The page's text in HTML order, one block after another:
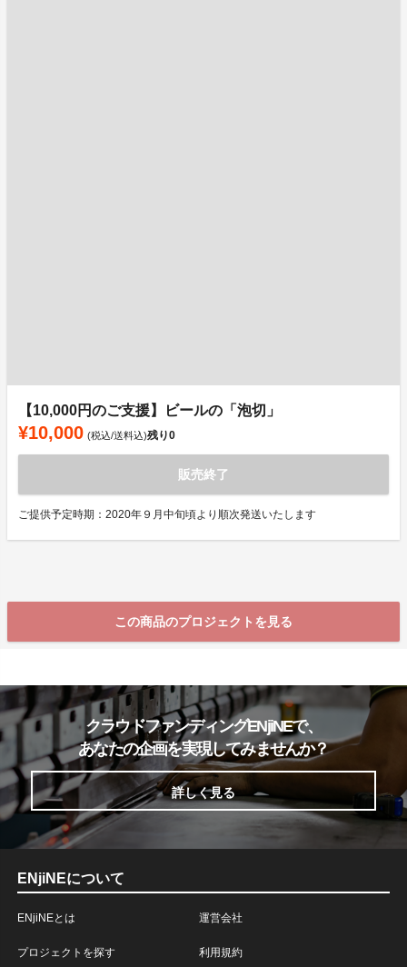
【10,000円のご支援】ビールの「泡切」
¥10,000 (税込/送料込)残り0
販売終了
ご提供予定時期：2020年９月中旬頃より順次発送いたします
この商品のプロジェクトを見る
クラウドファンディングENjiNEで、
あなたの企画を実現してみませんか？
詳しく見る
ENjiNEについて
ENjiNEとは
プロジェクトを探す
運営会社
利用規約